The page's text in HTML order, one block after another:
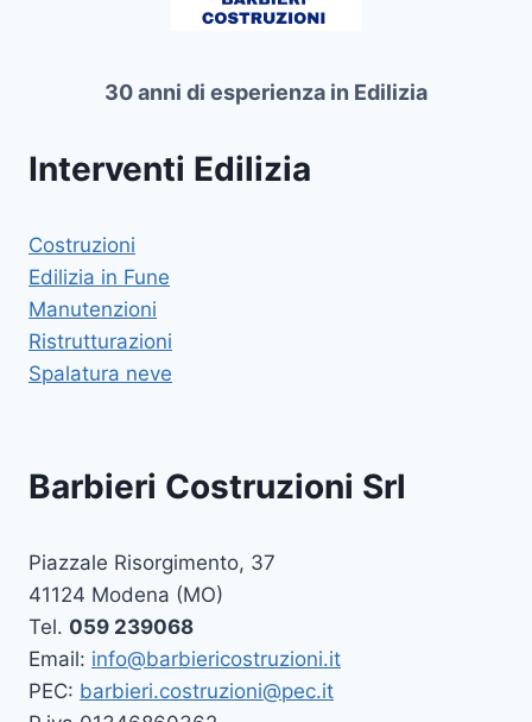
30 anni di esperienza in Edilizia
Interventi Edilizia
Costruzioni
Edilizia in Fune
Manutenzioni
Ristrutturazioni
Spalatura neve
Barbieri Costruzioni Srl
Piazzale Risorgimento, 37
41124 Modena (MO)
Tel. 059 239068
Email: info@barbiericostruzioni.it
PEC: barbieri.costruzioni@pec.it